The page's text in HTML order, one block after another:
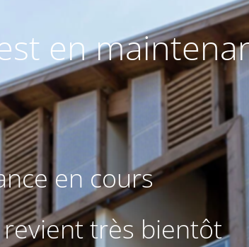
en
en cours
très bientôt